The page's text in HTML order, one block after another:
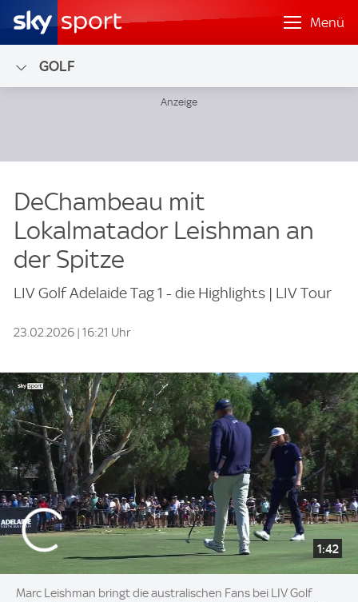
Menü
GOLF
DeChambeau mit
Lokalmatador Leishman an
der Spitze
LIV Golf Adelaide Tag 1 - die Highlights | LIV Tour
23.02.2026 | 16:21 Uhr
1:42
Marc Leishman bringt die australischen Fans bei LIV Golf